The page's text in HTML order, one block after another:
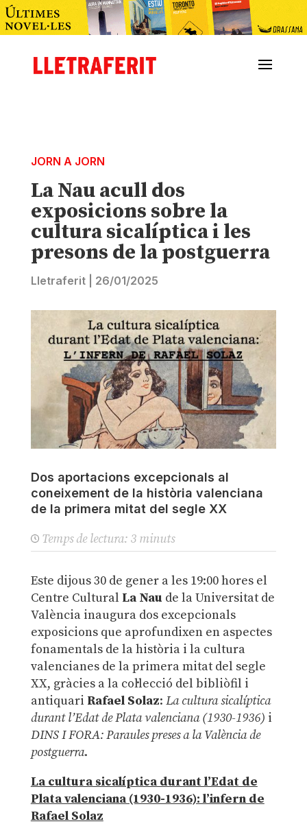
JORN A JORN
La Nau acull dos
exposicions sobre la
cultura sicalíptica i les
presons de la postguerra
Lletraferit| 26/01/2025
Dos aportacions excepcionals al
coneixement de la història valenciana
de la primera mitat del segle XX
Temps de lectura: 3 minuts
Este dijous 30 de gener a les 19:00 hores el
Centre Cultural La Nau de la Universitat de
València inaugura dos excepcionals
exposicions que aprofundixen en aspectes
fonamentals de la història i la cultura
valencianes de la primera mitat del segle
XX, gràcies a la col·lecció del bibliòfil i
antiquari Rafael Solaz: La cultura sicalíptica
durant l’Edat de Plata valenciana (1930-1936) i
DINS I FORA: Paraules preses a la València de
postguerra.
La cultura sicalíptica durant l’Edat de
Plata valenciana (1930-1936): l’infern de
Rafael Solaz